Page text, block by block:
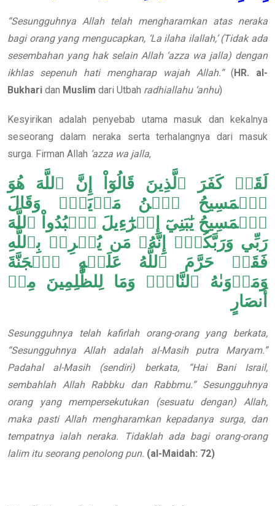
“Sesungguhnya Allah telah mengharamkan atas neraka
bagi orang yang mengucapkan, ‘La ilaha ilallah,’ (Tidak ada
sesembahan yang hak selain Allah ‘azza wa jalla) dengan
ikhlas sepenuh hati mengharap wajah Allah.” ( HR. al-
Bukhari dan Muslim dari Utbah radhiallahu ‘anhu)
Kesyirikan adalah penyebab utama masuk dan kekalnya
seseorang dalam neraka serta terhalangnya dari masuk
surga. Firman Allah ‘azza wa jalla,
لَقَدۡ كَفَرَ ٱلَّذِينَ قَالُوٓاْ إِنَّ ٱللَّهَ هُوَ
ٱلۡمَسِيحُ ٱبۡنُ مَرۡيَمَۖ وَقَالَ
ٱلۡمَسِيحُ يَٰبَنِيٓ إِسۡرَٰٓءِيلَ ٱعۡبُدُواْ ٱللَّهَ
رَبِّي وَرَبَّكُمۡۖ إِنَّهُۥ مَن يُشۡرِكۡ بِٱللَّهِ
فَقَدۡ حَرَّمَ ٱللَّهُ عَلَيۡهِ ٱلۡجَنَّةَ
وَمَأۡوَىٰهُ ٱلنَّارُۖ وَمَا لِلظَّٰلِمِينَ مِنۡ
أَنصَارٍ
Sesungguhnya telah kafirlah orang-orang yang berkata,
“Sesungguhnya Allah adalah al-Masih putra Maryam.”
Padahal al-Masih (sendiri) berkata, “Hai Bani Israil,
sembahlah Allah Rabbku dan Rabbmu.” Sesungguhnya
orang yang mempersekutukan (sesuatu dengan) Allah,
maka pasti Allah mengharamkan kepadanya surga, dan
tempatnya ialah neraka. Tidaklah ada bagi orang-orang
lalim itu seorang penolong pun. (al-Maidah: 72)